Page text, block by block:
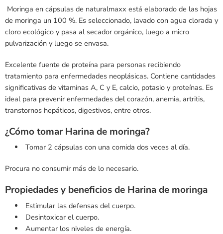
Moringa en cápsulas de naturalmaxx está elaborado de las hojas
de moringa un 100 %. Es seleccionado, lavado con agua clorada y
cloro ecológico y pasa al secador orgánico, luego a micro
pulvarización y luego se envasa.
Excelente fuente de proteína para personas recibiendo
tratamiento para enfermedades neoplásicas. Contiene cantidades
significativas de vitaminas A, C y E, calcio, potasio y proteínas. Es
ideal para prevenir enfermedades del corazón, anemia, artritis,
transtornos hepáticos, digestivos, entre otros.
¿Cómo tomar Harina de moringa?
Tomar 2 cápsulas con una comida dos veces al día.
Procura no consumir más de lo necesario.
Propiedades y beneficios de Harina de moringa
Estimular las defensas del cuerpo.
Desintoxicar el cuerpo.
Aumentar los niveles de energía.